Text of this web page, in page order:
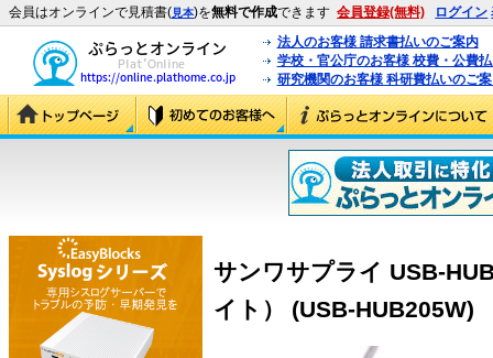
会員はオンラインで見積書(見本)を無料で作成できます 会員登録(無料) ログイン
法人のお客様 請求書払いのご案内
学校・官公庁のお客様 校費・公費
研究機関のお客様 科研費払いのご
サンワサプライ USB-
イト） (USB-HUB205W)